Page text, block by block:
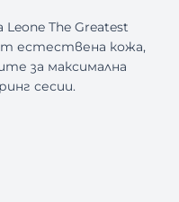
The Greatest
естествена кожа,
за максимална
сесии.